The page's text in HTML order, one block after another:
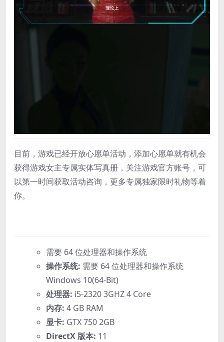
目前，游戏已经开放心愿单活动，添加心愿单就有机会
获得游戏女主专属实体写真册，关注游戏官方账号，可
以第一时间获取活动咨询，更多专属独家限时礼物等着
你。
需要 64 位处理器和操作系统
操作系统: 需要 64 位处理器和操作系统
Windows 10(64-Bit)
处理器: i5-2320 3GHZ 4 Core
内存: 4 GB RAM
显卡: GTX 750 2GB
DirectX 版本: 11